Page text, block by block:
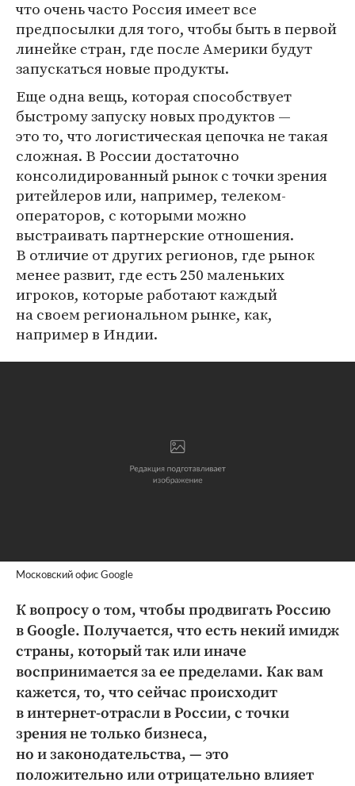
что очень часто Россия имеет все
предпосылки для того, чтобы быть в первой
линейке стран, где после Америки будут
запускаться новые продукты.
Еще одна вещь, которая способствует
быстрому запуску новых продуктов —
это то, что логистическая цепочка не такая
сложная. В России достаточно
консолидированный рынок с точки зрения
ритейлеров или, например, телеком-
операторов, с которыми можно
выстраивать партнерские отношения.
В отличие от других регионов, где рынок
менее развит, где есть 250 маленьких
игроков, которые работают каждый
на своем региональном рынке, как,
например в Индии.
Московский офис Google
К вопросу о том, чтобы продвигать Россию
в Google. Получается, что есть некий имидж
страны, который так или иначе
воспринимается за ее пределами. Как вам
кажется, то, что сейчас происходит
в интернет-отрасли в России, с точки
зрения не только бизнеса,
но и законодательства, — это
положительно или отрицательно влияет